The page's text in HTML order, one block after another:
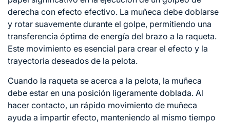
derecha con efecto efectivo. La muñeca debe doblarse
y rotar suavemente durante el golpe, permitiendo una
transferencia óptima de energía del brazo a la raqueta.
Este movimiento es esencial para crear el efecto y la
trayectoria deseados de la pelota.
Cuando la raqueta se acerca a la pelota, la muñeca
debe estar en una posición ligeramente doblada. Al
hacer contacto, un rápido movimiento de muñeca
ayuda a impartir efecto, manteniendo al mismo tiempo